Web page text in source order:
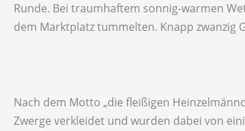
Runde. Bei traumhaftem sonnig-warmen
dem Marktplatz tummelten. Knapp zwanzig
Nach dem Motto „die fleißigen
Zwerge verkleidet und wurden dabei von